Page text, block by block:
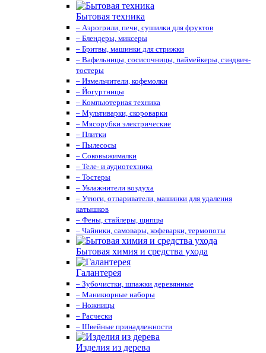
Бытовая техника
– Аэрогрили, печи, сушилки для фруктов
– Блендеры, миксеры
– Бритвы, машинки для стрижки
– Вафельницы, сосисочницы, паймейкеры, сэндвич-
тостеры
– Измельчители, кофемолки
– Йогуртницы
– Компьютерная техника
– Мультиварки, скороварки
– Мясорубки электрические
– Плитки
– Пылесосы
– Соковыжималки
– Теле- и аудиотехника
– Тостеры
– Увлажнители воздуха
– Утюги, отпариватели, машинки для удаления
катышков
– Фены, стайлеры, щипцы
– Чайники, самовары, кофеварки, термопоты
Бытовая химия и средства ухода
Галантерея
– Зубочистки, шпажки деревянные
– Маникюрные наборы
– Ножницы
– Расчески
– Швейные принадлежности
Изделия из дерева